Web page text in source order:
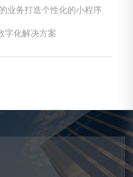
业务打造个性化的小程序
字化解决方案